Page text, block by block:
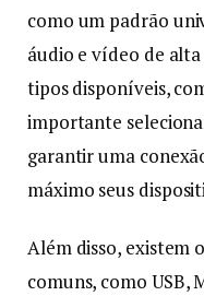
como um padrão
áudio e vídeo de
tipos disponíveis,
importante
garantir uma
máximo seus
Além disso, existem
comuns, como USB,